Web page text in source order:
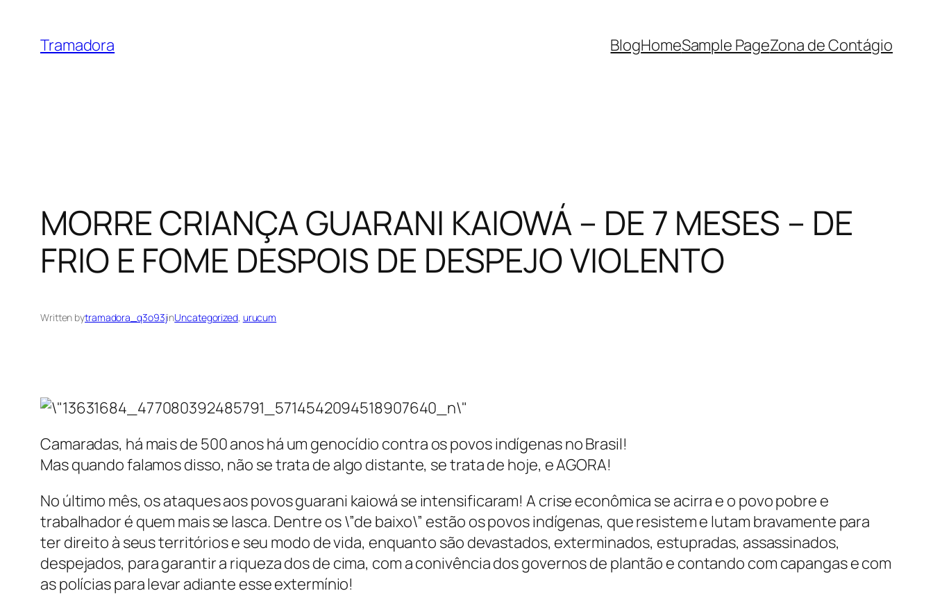
content
Tramadora BlogHomeSample PageZona de Contágio
MORRE CRIANÇA GUARANI KAIOWÁ – DE 7 MESES – DE
FRIO E FOME DESPOIS DE DESPEJO VIOLENTO
Written bytramadora_q3o93jinUncategorized, urucum
Camaradas, há mais de 500 anos há um genocídio contra os povos indígenas no Brasil!
Mas quando falamos disso, não se trata de algo distante, se trata de hoje, e AGORA!
No último mês, os ataques aos povos guarani kaiowá se intensificaram! A crise econômica se acirra e o povo pobre e
trabalhador é quem mais se lasca. Dentre os \”de baixo\” estão os povos indígenas, que resistem e lutam bravamente para
ter direito à seus territórios e seu modo de vida, enquanto são devastados, exterminados, estupradas, assassinados,
despejados, para garantir a riqueza dos de cima, com a conivência dos governos de plantão e contando com capangas e com
as polícias para levar adiante esse extermínio!